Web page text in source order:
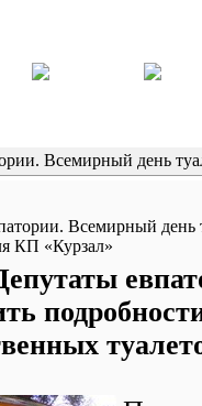
Всемирный день
Всемирный день
КП «Курзал»